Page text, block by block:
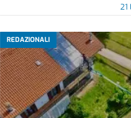
21
REDAZIONALI